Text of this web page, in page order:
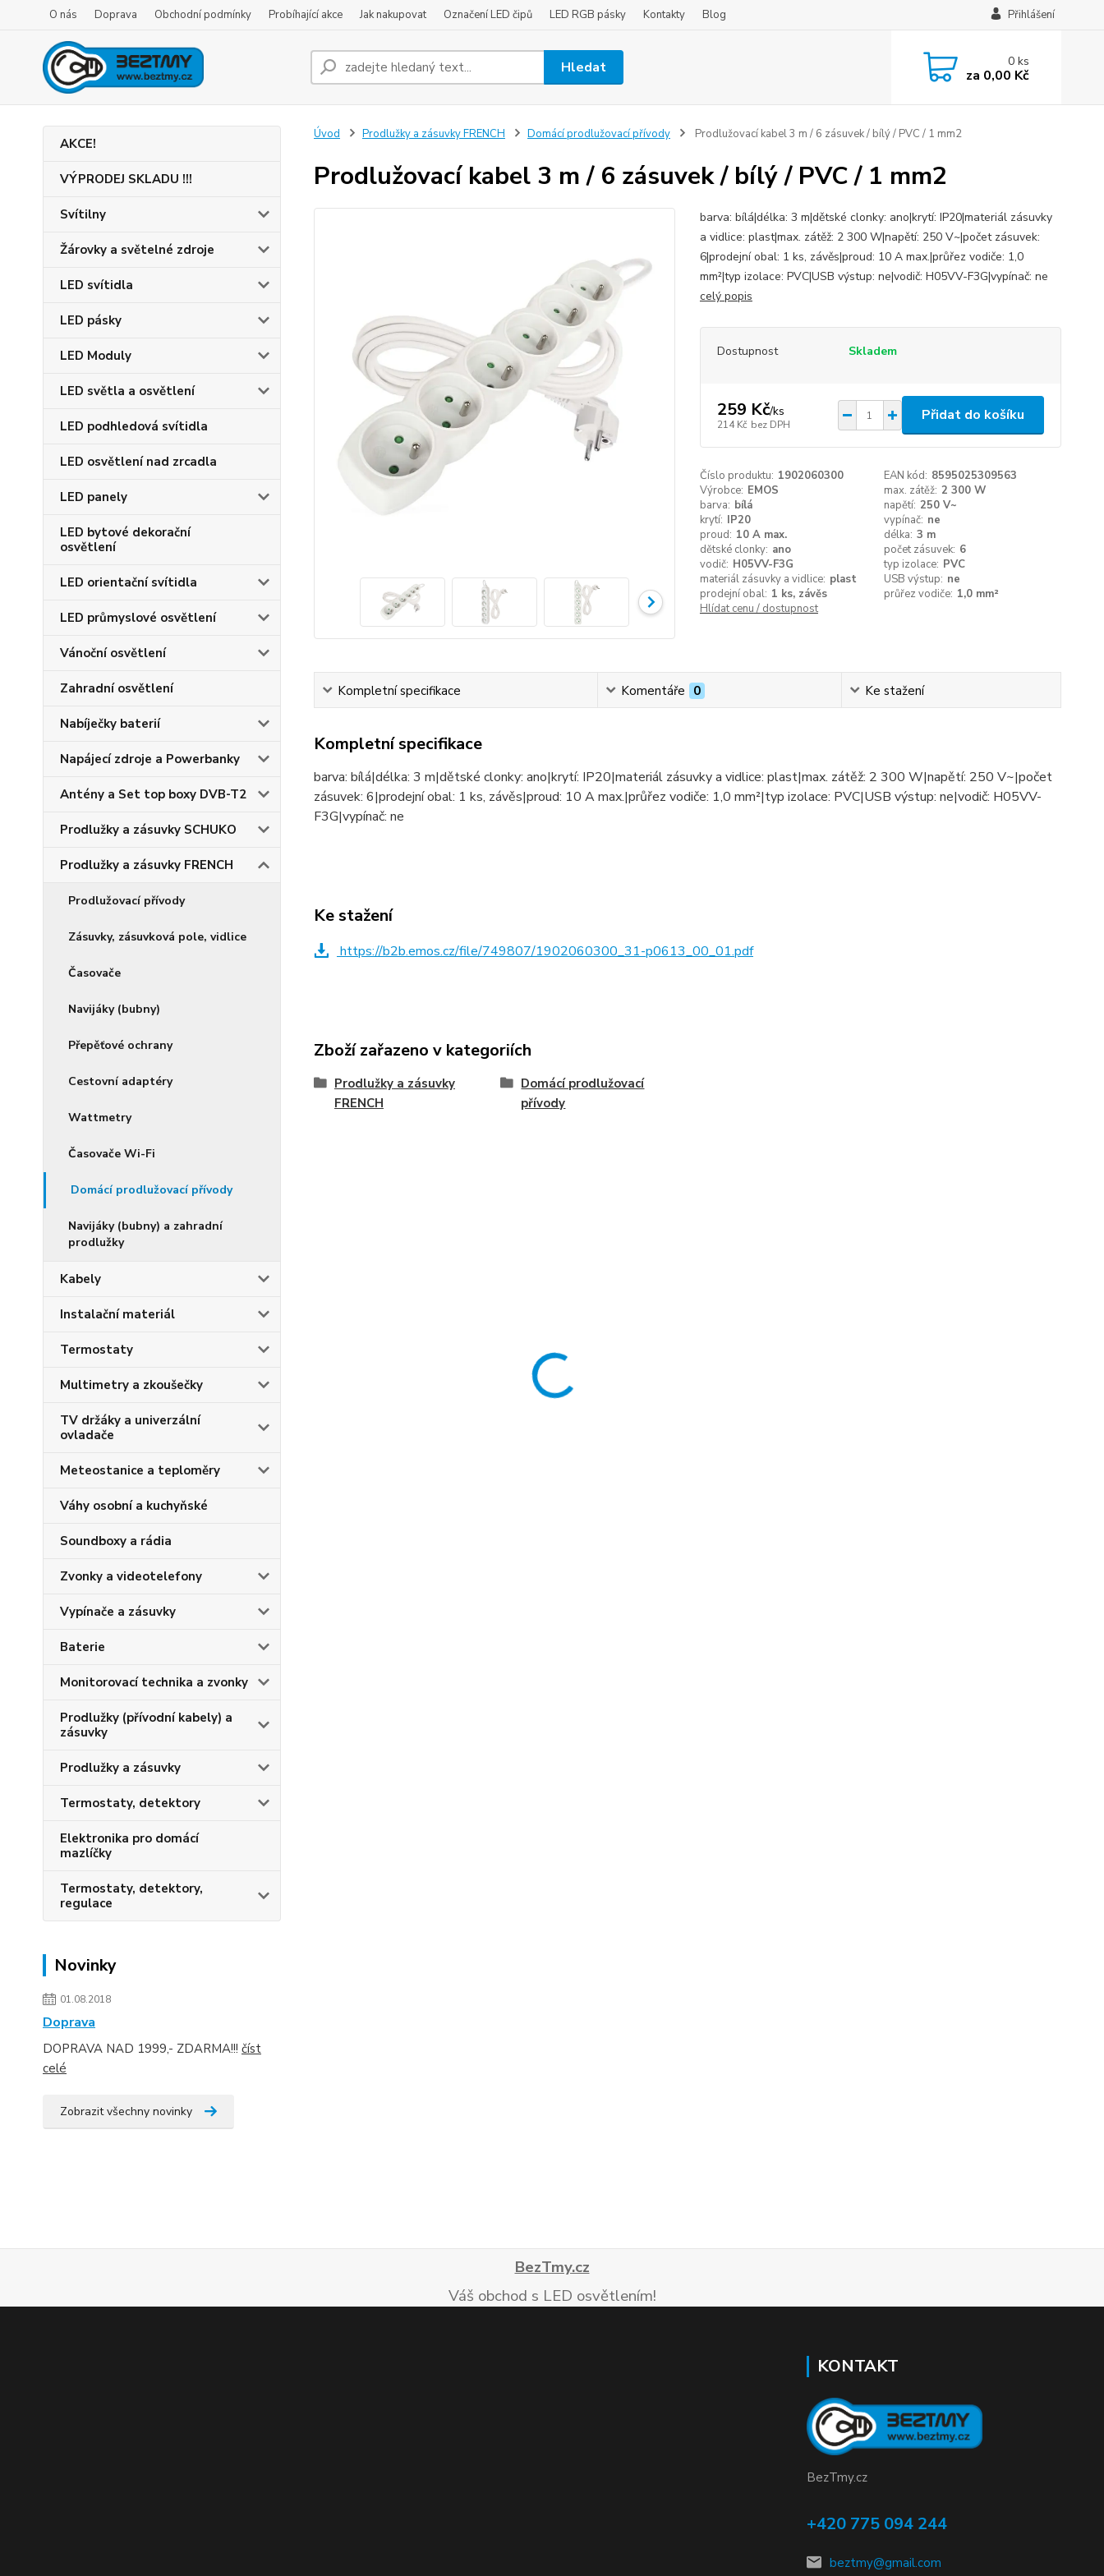
O nás Doprava Obchodní podmínky Probíhající akce Jak nakupovat Označení LED čipů LED RGB pásky Kontakty Blog Přihlášení
Hledat 0ks
za 0,00 Kč
AKCE!
VÝPRODEJ SKLADU !!!
Svítilny
Žárovky a světelné zdroje
LED svítidla
LED pásky
LED Moduly
LED světla a osvětlení
LED podhledová svítidla
LED osvětlení nad zrcadla
LED panely
LED bytové dekorační
osvětlení
LED orientační svítidla
LED průmyslové osvětlení
Vánoční osvětlení
Zahradní osvětlení
Nabíječky baterií
Napájecí zdroje a Powerbanky
Antény a Set top boxy DVB-T2
Prodlužky a zásuvky SCHUKO
Prodlužky a zásuvky FRENCH
Prodlužovací přívody
Zásuvky, zásuvková pole, vidlice
Časovače
Navijáky (bubny)
Přepěťové ochrany
Cestovní adaptéry
Wattmetry
Časovače Wi-Fi
Domácí prodlužovací přívody
Navijáky (bubny) a zahradní
prodlužky
Kabely
Instalační materiál
Termostaty
Multimetry a zkoušečky
TV držáky a univerzální
ovladače
Meteostanice a teploměry
Váhy osobní a kuchyňské
Soundboxy a rádia
Zvonky a videotelefony
Vypínače a zásuvky
Baterie
Monitorovací technika a zvonky
Prodlužky (přívodní kabely) a
zásuvky
Prodlužky a zásuvky
Termostaty, detektory
Elektronika pro domácí
mazlíčky
Termostaty, detektory,
regulace
Novinky
01.08.2018
Doprava
DOPRAVA NAD 1999,- ZDARMA!!! číst
celé
Zobrazit všechny novinky
Úvod Prodlužky a zásuvky FRENCH Domácí prodlužovací přívody Prodlužovací kabel 3 m / 6 zásuvek / bílý / PVC / 1 mm2
Prodlužovací kabel 3 m / 6 zásuvek / bílý / PVC / 1 mm2
barva: bílá|délka: 3 m|dětské clonky: ano|krytí: IP20|materiál zásuvky
a vidlice: plast|max. zátěž: 2 300 W|napětí: 250 V~|počet zásuvek:
6|prodejní obal: 1 ks, závěs|proud: 10 A max.|průřez vodiče: 1,0
mm²|typ izolace: PVC|USB výstup: ne|vodič: H05VV-F3G|vypínač: ne
celý popis
Dostupnost Skladem
259 Kč/ks
214 Kč bez DPH
Přidat do košíku
Číslo produktu: 1902060300 EAN kód: 8595025309563
Výrobce: EMOS max. zátěž: 2 300 W
barva: bílá napětí: 250 V~
krytí: IP20 vypínač: ne
proud: 10 A max. délka: 3 m
dětské clonky: ano počet zásuvek: 6
vodič: H05VV-F3G typ izolace: PVC
materiál zásuvky a vidlice: plast USB výstup: ne
prodejní obal: 1 ks, závěs průřez vodiče: 1,0 mm²
Hlídat cenu / dostupnost
Kompletní specifikace Komentáře 0 Ke stažení
Kompletní specifikace
barva: bílá|délka: 3 m|dětské clonky: ano|krytí: IP20|materiál zásuvky a vidlice: plast|max. zátěž: 2 300 W|napětí: 250 V~|počet
zásuvek: 6|prodejní obal: 1 ks, závěs|proud: 10 A max.|průřez vodiče: 1,0 mm²|typ izolace: PVC|USB výstup: ne|vodič: H05VV-
F3G|vypínač: ne
Ke stažení
https://b2b.emos.cz/file/749807/1902060300_31-p0613_00_01.pdf
Zboží zařazeno v kategoriích
Prodlužky a zásuvky
FRENCH
Domácí prodlužovací
přívody
BezTmy.cz
Váš obchod s LED osvětlením!
KONTAKT
BezTmy.cz
+420 775 094 244
beztmy@gmail.com